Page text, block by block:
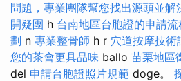
問題，專業團隊幫您找出源頭並解
開疑團 h 台南地區台胞證的申請流
劃 n 專業整骨師 h r 穴道按摩技術
您的茶會更具品味 ballo 苗栗地區
del 申請台胞證照片規範 doge。